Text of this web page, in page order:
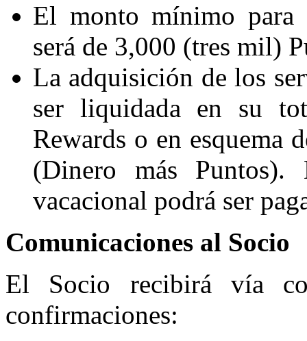
El monto mínimo para
será de 3,000 (tres mil)
La adquisición de los
ser liquidada en su
Rewards o en esquema
(Dinero más Puntos).
vacacional podrá ser
Comunicaciones al Socio
El Socio recibirá vía
confirmaciones: